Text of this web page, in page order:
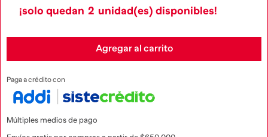
¡solo quedan 2 unidad(es) disponibles!
Agregar al carrito
Paga a crédito con
Múltiples medios de pago